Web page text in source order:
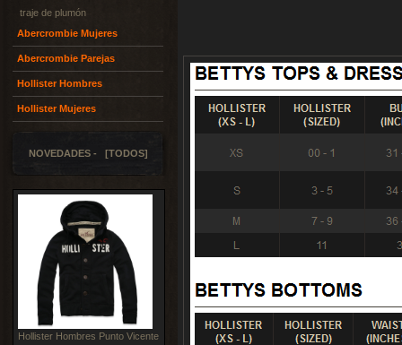
traje de plumón
Abercrombie Mujeres
Abercrombie Parejas
Hollister Hombres
Hollister Mujeres
NOVEDADES - [TODOS]
Hollister Hombres Punto Vicente